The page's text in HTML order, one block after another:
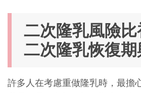
二次隆乳風險比
二次隆乳恢復
許多人在考慮重做隆乳時，最擔